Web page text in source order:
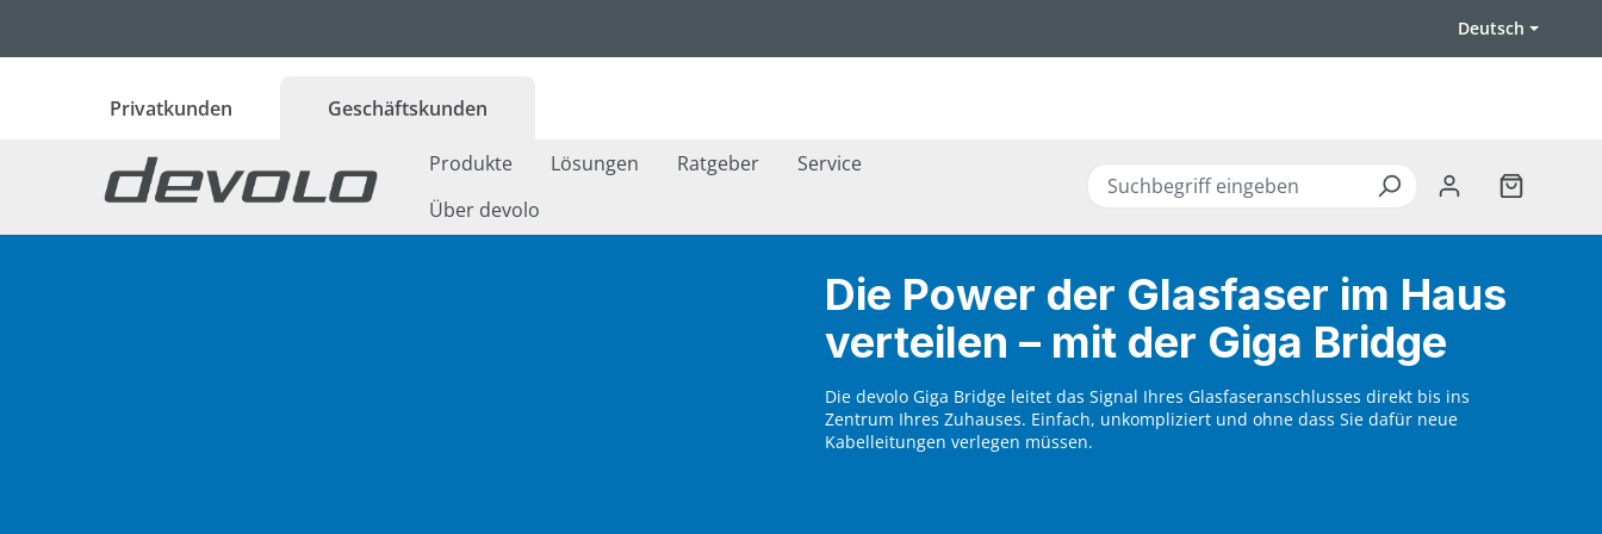
Deutsch
Privatkunden Geschäftskunden
Produkte Lösungen Ratgeber
Service
Über devolo
Die Power der Glasfaser im Haus
verteilen – mit der Giga Bridge
Die devolo Giga Bridge leitet das Signal Ihres Glasfaseranschlusses direkt bis ins
Zentrum Ihres Zuhauses. Einfach, unkompliziert und ohne dass Sie dafür neue
Kabelleitungen verlegen müssen.